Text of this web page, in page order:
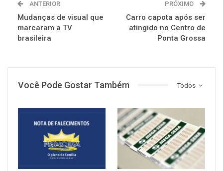
ANTERIOR
Mudanças de visual que
marcaram a TV
brasileira
PRÓXIMO
Carro capota após ser
atingido no Centro de
Ponta Grossa
Todos
Você Pode Gostar Também
NOTÍCIAS